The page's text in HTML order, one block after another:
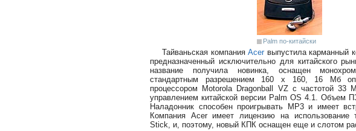
Palm по-китайски
Тайваньская компанияAcer выпустила карманный
предназначенный исключительно для китайского
название получила новинка, оснащен
стандартным разрешением 160 х 160, 16 Mб
процессором Motorola Dragonball VZ с частотой 33
управлением китайской версии Palm OS 4.1. Объем
Наладонник способен проигрывать MP3 и имеет
Компания Acer имеет лицензию на использование
Stick, и, поэтому, новый КПК оснащен еще и слотом